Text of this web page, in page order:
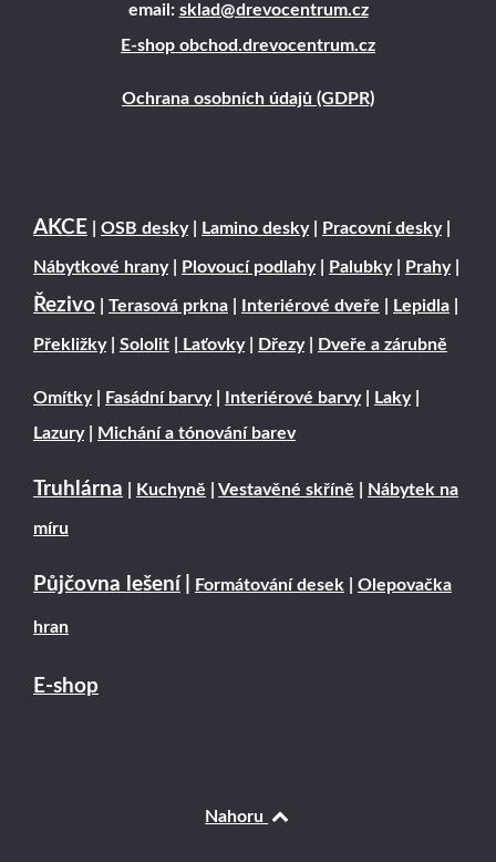
email: sklad@drevocentrum.cz
E-shop obchod.drevocentrum.cz
Ochrana osobních údajů (GDPR)
AKCE OSB desky| Lamino desky| Pracovní desky|
Nábytkové hrany| Plovoucí podlahy| Palubky| Prahy|
Řezivo Terasová prkna Interiérové dveře Lepidla
Překližky| Sololit Laťovky| Dřezy| Dveře a zárubně
Omítky| Fasádní barvy| Interiérové barvy| Laky|
Lazury| Michání a tónování barev
Truhlárna Kuchyně Vestavěné skříně Nábytek na
míru
Půjčovna lešení Formátování desek Olepovačka
hran
E-shop
Nahoru